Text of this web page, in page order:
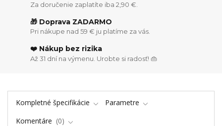
Za doručenie zaplatíte iba 2,90 €.
🎁 Doprava ZADARMO
Pri nákupe nad 59 € ju platíme za vás.
❤️ Nákup bez rizika
Až 31 dní na výmenu. Urobte si radosť! 👜
Kompletné špecifikácie
Parametre
Komentáre
0